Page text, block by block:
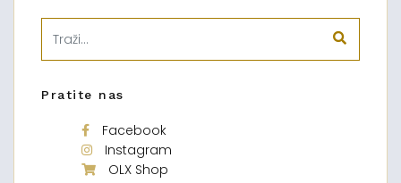
Pratite nas
Facebook
Instagram
OLX Shop